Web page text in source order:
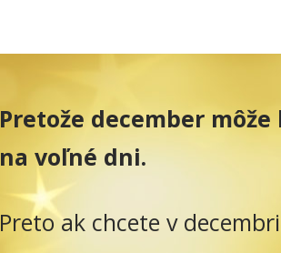
Pretože december
na voľné dni.
Preto ak chcete v